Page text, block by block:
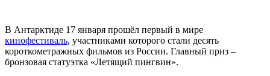
В Антарктиде 17 января прошёл первый в мире
кинофестиваль, участниками которого стали десять
короткометражных фильмов из России. Главный приз –
бронзовая статуэтка «Летящий пингвин».